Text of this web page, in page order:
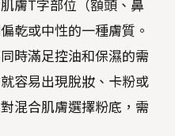
膚T字部位（額頭、鼻
乾或中性的一種膚質。
時滿足控油和保濕的需
容易出現脫妝、卡粉或
混合肌膚選擇粉底，需